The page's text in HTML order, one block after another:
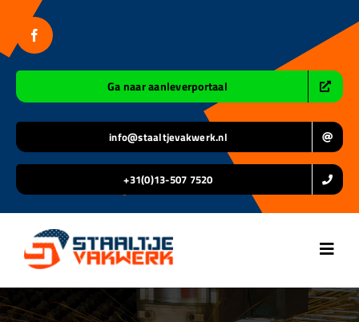
inhoud
Ga naar aanleverportaal
info@staaltjevakwerk.nl
+31(0)13-507 7520
Home